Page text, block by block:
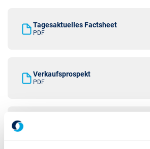
Tagesaktuelles Factsheet
PDF
Verkaufsprospekt
PDF